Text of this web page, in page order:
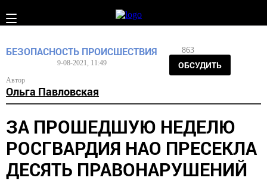
БЕЗОПАСНОСТЬ ПРОИСШЕСТВИЯ
9-08-2021, 11:49
Автор
Ольга Павловская
863
ОБСУДИТЬ
ЗА ПРОШЕДШУЮ НЕДЕЛЮ
РОСГВАРДИЯ НАО ПРЕСЕКЛА
ДЕСЯТЬ ПРАВОНАРУШЕНИЙ